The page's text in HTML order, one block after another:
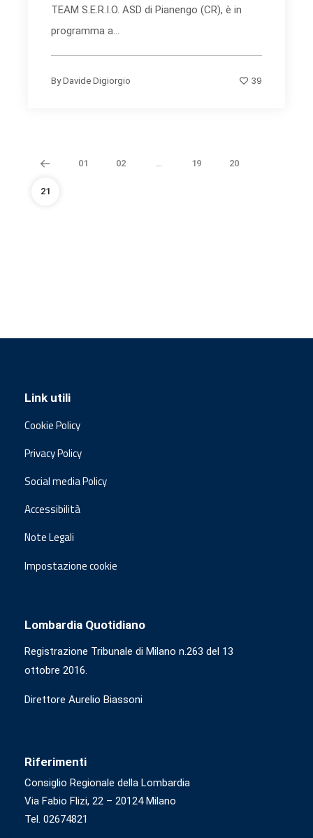
TEAM S.E.R.I.O. ASD di Pianengo (CR), è in
programma a...
ByDavide Digiorgio 39
01 02 19 20
21
Link utili
Cookie Policy
Privacy Policy
Social media Policy
Accessibilità
Note Legali
Impostazione cookie
Lombardia Quotidiano
Registrazione Tribunale di Milano n.263 del 13
ottobre 2016.
Direttore Aurelio Biassoni
Riferimenti
Consiglio Regionale della Lombardia
Via Fabio Flizi, 22 – 20124 Milano
Tel. 02674821